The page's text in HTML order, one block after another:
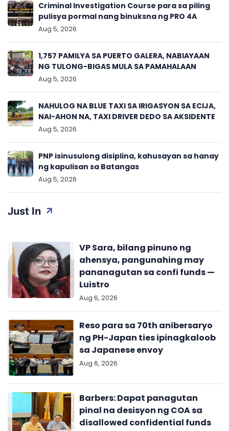
Just In
VP Sara, bilang pinuno ng
ahensya, pangunahing may
pananagutan sa confi funds —
Luistro
Aug 6, 2026
Reso para sa 70th anibersaryo
ng PH-Japan ties ipinagkaloob
sa Japanese envoy
Aug 6, 2026
Barbers: Dapat panagutan
pinal na desisyon ng COA sa
disallowed confidential funds
Criminal Investigation Course para sa piling
pulisya pormal nang binuksna ng PRO 4A
Aug 5, 2026
1,757 PAMILYA SA PUERTO GALERA, NABIAYAAN
NG TULONG-BIGAS MULA SA PAMAHALAAN
Aug 5, 2026
NAHULOG NA BLUE TAXI SA IRIGASYON SA ECIJA,
NAI-AHON NA, TAXI DRIVER DEDO SA AKSIDENTE
Aug 5, 2026
PNP isinusulong disiplina, kahusayan sa hanay
ng kapulisan sa Batangas
Aug 5, 2026